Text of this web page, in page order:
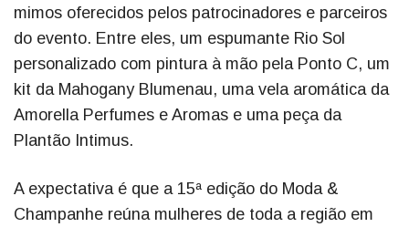
mimos oferecidos pelos patrocinadores e parceiros
do evento. Entre eles, um espumante Rio Sol
personalizado com pintura à mão pela Ponto C, um
kit da Mahogany Blumenau, uma vela aromática da
Amorella Perfumes e Aromas e uma peça da
Plantão Intimus.
A expectativa é que a 15ª edição do Moda &
Champanhe reúna mulheres de toda a região em